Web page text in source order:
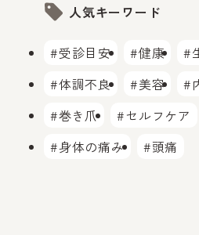
人気キーワード
#受診目安 #健康
#
#体調不良
#美容
#
#巻き爪
#セルフケア
#身体の痛み
#頭痛